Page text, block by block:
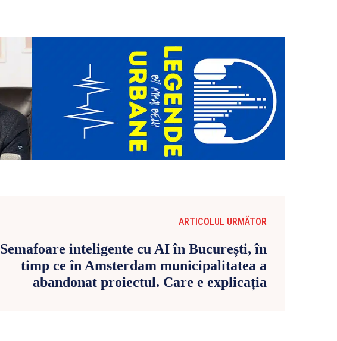
ARTICOLUL URMĂTOR
Semafoare inteligente cu AI în București, în
timp ce în Amsterdam municipalitatea a
abandonat proiectul. Care e explicația